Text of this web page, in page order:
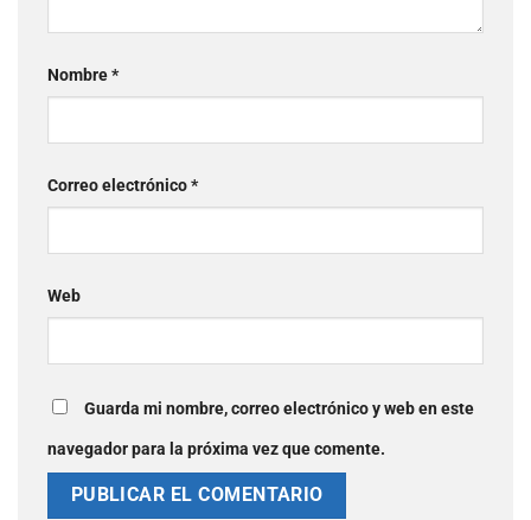
Nombre*
Correo electrónico*
Web
Guarda mi nombre, correo electrónico y web en este
navegador para la próxima vez que comente.